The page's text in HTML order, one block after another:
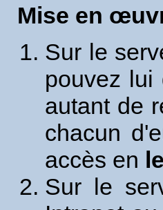
Mise en
Sur le
pouvez lui
autant de
chacun
accès en
Sur le